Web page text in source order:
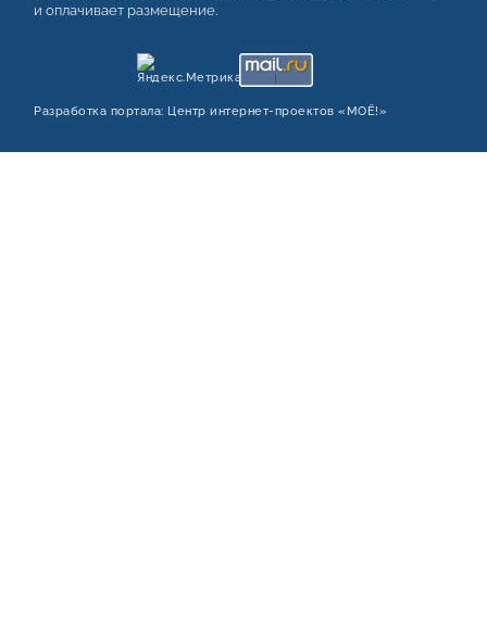
и оплачивает размещение.
Разработка портала: Центр интернет‑проектов «МОЁ!»